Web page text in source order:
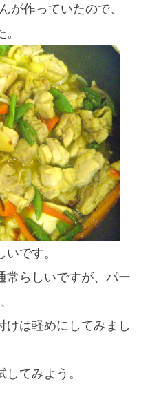
が作っていたので、
です。
常らしいですが、パー
けは軽めにしてみまし
てみよう。